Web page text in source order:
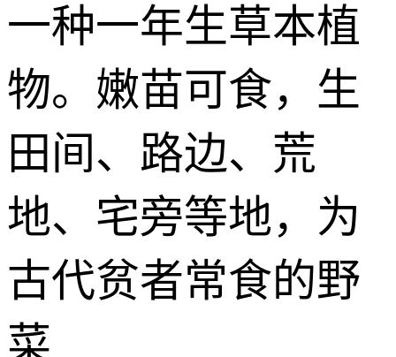
一种一年生草本植
物。嫩苗可食，生
田间、路边、荒
地、宅旁等地，为
古代贫者常食的野
菜